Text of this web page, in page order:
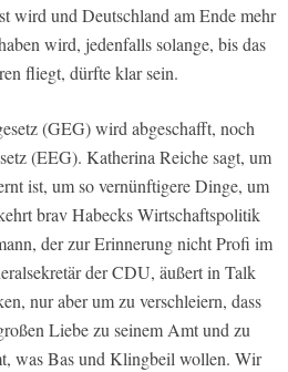
wird und Deutschland am Ende mehr
wird, jedenfalls solange, bis das
fliegt, dürfte klar sein.
(GEG) wird abgeschafft, noch
(EEG). Katherina Reiche sagt, um
ist, um so vernünftigere Dinge, um
brav Habecks Wirtschaftspolitik
der zur Erinnerung nicht Profi im
der CDU, äußert in Talk
nur aber um zu verschleiern, dass
Liebe zu seinem Amt und zu
was Bas und Klingbeil wollen. Wir